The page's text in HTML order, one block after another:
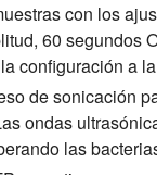
con los
60 segundos
configuración a
de sonicación
ondas
las